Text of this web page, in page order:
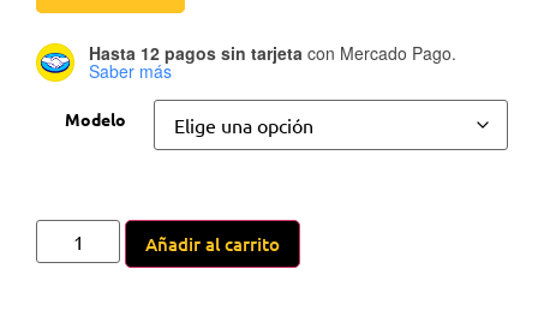
Hasta 12 pagos sin tarjeta con Mercado Pago.
Saber más
Modelo
Añadir al carrito